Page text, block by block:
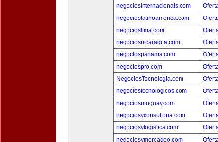
negociosinternacionais.com
negocioslatinoamerica.com
negocioslima.com
negociosnicaragua.com
negociospanama.com
negociospro.com
NegociosTecnologia.com
negociostecnologicos.com
negociosuruguay.com
negociosyconsultoria.com
negociosylogistica.com
negociosymercadeo.com